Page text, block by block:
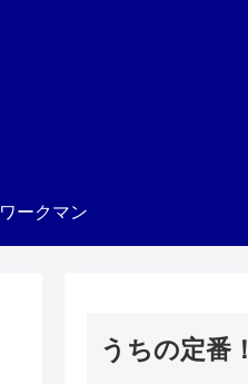
ワークマン
うちの定番！